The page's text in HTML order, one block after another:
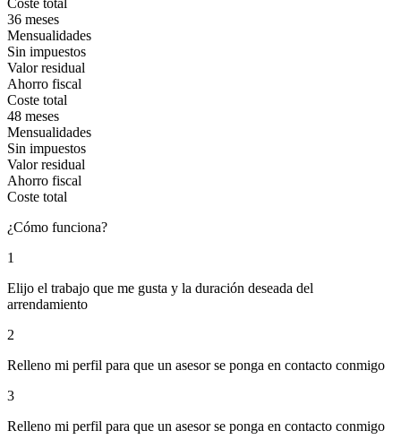
Coste total
36 meses
Mensualidades
Sin impuestos
Valor residual
Ahorro fiscal
Coste total
48 meses
Mensualidades
Sin impuestos
Valor residual
Ahorro fiscal
Coste total
¿Cómo funciona?
1
Elijo el trabajo que me gusta y la duración deseada del
arrendamiento
2
Relleno mi perfil para que un asesor se ponga en contacto conmigo
3
Relleno mi perfil para que un asesor se ponga en contacto conmigo